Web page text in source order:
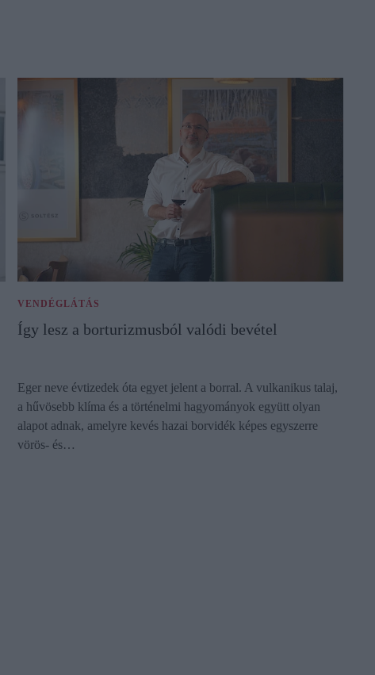
VENDÉGLÁTÁS
Így lesz a borturizmusból valódi bevétel
Eger neve évtizedek óta egyet jelent a borral. A vulkanikus talaj,
a hűvösebb klíma és a történelmi hagyományok együtt olyan
alapot adnak, amelyre kevés hazai borvidék képes egyszerre
vörös- és…